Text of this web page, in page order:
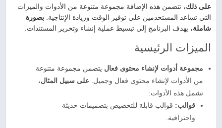
على ذلك، تتضمن هذه الإضافة مجموعة متنوعة من الأدوات والميزات
التي تساعد المستخدمين على توفير الوقت وزيادة الإنتاجية. بصورة
شاملة، يهدف البرنامج إلى تبسيط عملية إنشاء وتحرير المستندات.
الميزات الرئيسية
مجموعة أدوات لإنشاء محتوى فعال يتضمن مجموعة متنوعة
من الأدوات لإنشاء محتوى فعال وجميل. على سبيل المثال،
تشمل هذه الأدوات:
قوالب: قوالب قابلة للتخصيص بتصميمات حديثة
واحترافية.